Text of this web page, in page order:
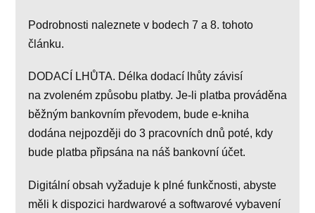
Podrobnosti naleznete v bodech 7 a 8. tohoto
článku.
DODACÍ LHŮTA. Délka dodací lhůty závisí
na zvoleném způsobu platby. Je-li platba prováděna
běžným bankovním převodem, bude e-kniha
dodána nejpozději do 3 pracovních dnů poté, kdy
bude platba připsána na náš bankovní účet.
Digitální obsah vyžaduje k plné funkčnosti, abyste
měli k dispozici hardwarové a softwarové vybavení